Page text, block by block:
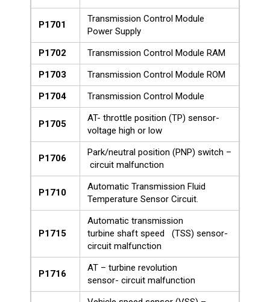
P1701
Transmission Control Module
Power Supply
P1702
Transmission Control Module RAM
P1703
Transmission Control Module ROM
P1704
Transmission Control Module
P1705
AT- throttle position (TP) sensor-
voltage high or low
P1706
Park/neutral position (PNP) switch –
circuit malfunction
P1710
Automatic Transmission Fluid
Temperature Sensor Circuit.
P1715
Automatic transmission
turbine shaft speed (TSS) sensor-
circuit malfunction
P1716
AT – turbine revolution
sensor- circuit malfunction